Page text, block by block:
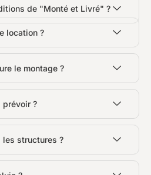
de "Monté et Livré" ?
location ?
le montage ?
?
les structures ?